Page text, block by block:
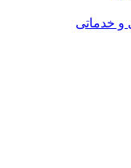
و خدماتی